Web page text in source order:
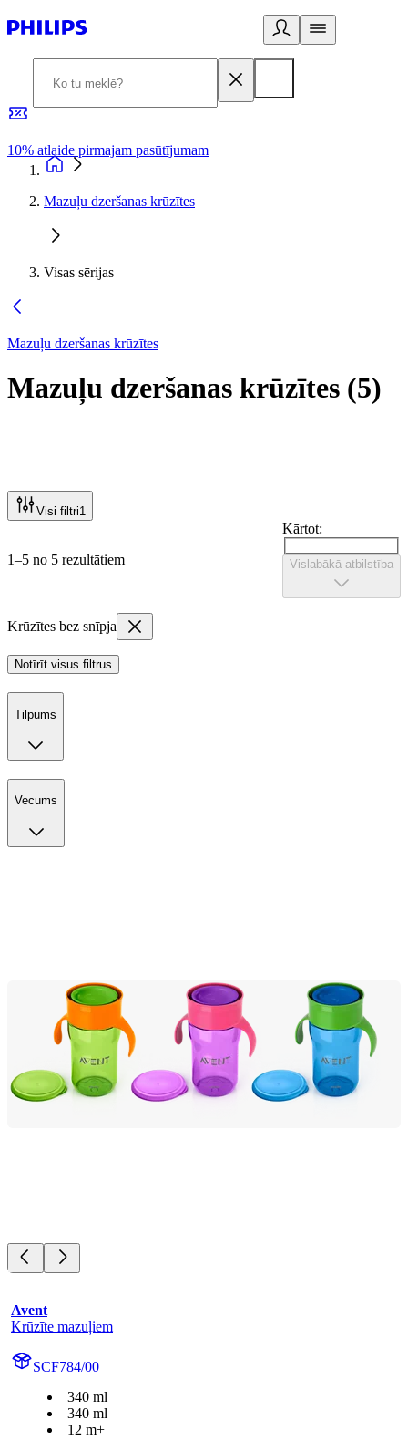
10% atlaide pirmajam pasūtījumam
Mazuļu dzeršanas krūzītes
Visas sērijas
Mazuļu dzeršanas krūzītes
Mazuļu dzeršanas krūzītes (5)
Visi filtri1
1–5 no 5 rezultātiem
Kārtot:
Vislabākā atbilstība
Krūzītes bez snīpja
Notīrīt visus filtrus
Tilpums
Vecums
Avent
Krūzīte mazuļiem
SCF784/00
340 ml
340 ml
12 m+